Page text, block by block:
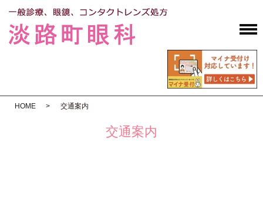
HOME 交通案内
交通案内